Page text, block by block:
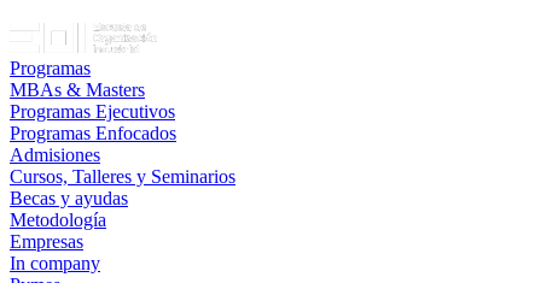
Programas
MBAs & Masters
Programas Ejecutivos
Programas Enfocados
Admisiones
Cursos, Talleres y Seminarios
Becas y ayudas
Metodología
Empresas
In company